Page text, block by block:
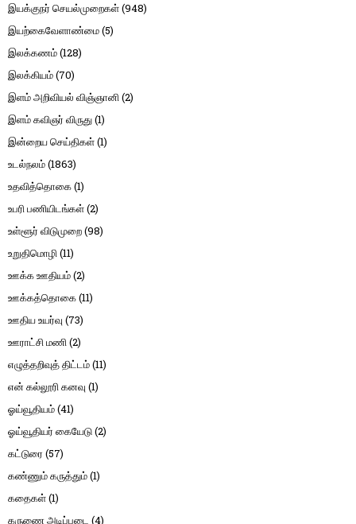
இயக்குநர் செயல்முறைகள்(948)
இயற்கைவேளாண்மை(5)
இலக்கணம்(128)
இலக்கியம்(70)
இளம் அறிவியல் விஞ்ஞானி(2)
இளம் கவிஞர் விருது(1)
இன்றைய செய்திகள்(1)
உடல்நலம்(1863)
உதவித்தொகை(1)
உபரி பணியிடங்கள்(2)
உள்ளூர் விடுமுறை(98)
உறுதிமொழி(11)
ஊக்க ஊதியம்(2)
ஊக்கத்தொகை(11)
ஊதிய உயர்வு (73)
ஊராட்சி மணி(2)
எழுத்தறிவுத் திட்டம்(11)
என் கல்லூரி கனவு (1)
ஓய்வூதியம்(41)
ஓய்வூதியர் கையேடு(2)
கட்டுரை (57)
கண்ணும் கருத்தும்(1)
கதைகள்(1)
கருணை அடிப்படை (4)